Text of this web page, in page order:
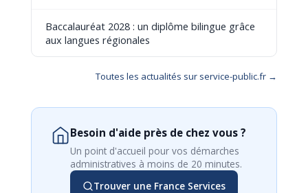
Baccalauréat 2028 : un diplôme bilingue grâce
aux langues régionales
Toutes les actualités sur service-public.fr →
Besoin d'aide près de chez vous ?
Un point d'accueil pour vos démarches
administratives à moins de 20 minutes.
Trouver une France Services